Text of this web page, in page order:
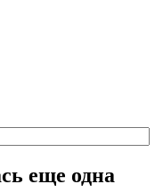
еще одна